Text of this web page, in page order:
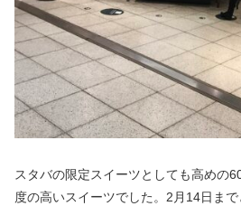
スタバの限定スイーツとしても高めの
度の高いスイーツでした。2月14日ま